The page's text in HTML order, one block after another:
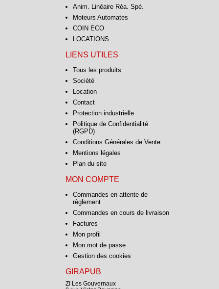
Anim. Linéaire Réa. Spé.
Moteurs Automates
COIN ECO
LOCATIONS
LIENS UTILES
Tous les produits
Société
Location
Contact
Protection industrielle
Politique de Confidentialité
(RGPD)
Conditions Générales de Vente
Mentions légales
Plan du site
MON COMPTE
Commandes en attente de
règlement
Commandes en cours de livraison
Factures
Mon profil
Mon mot de passe
Gestion des cookies
GIRAPUB
ZI Les Gouvernaux